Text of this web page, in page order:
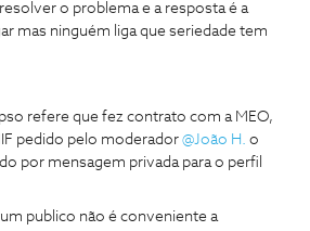
o problema e a resposta é a
mas ninguém liga que seriedade tem
refere que fez contrato com a MEO,
pedido pelo moderador @João H. o
por mensagem privada para o perfil
publico não é conveniente a